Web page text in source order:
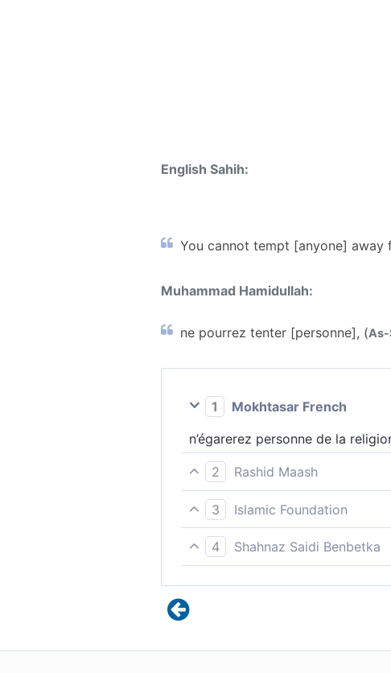
English Sahih:
You cannot tempt [anyone] away
Muhammad Hamidullah:
ne pourrez tenter [personne], (
1
Mokhtasar French
n’égarerez personne de la
2
Rashid Maash
162 ne sauriez, en vérité, dévoyer
3
Islamic Foundation
ne sauriez être les tentateurs de
4
Shahnaz Saidi Benbetka